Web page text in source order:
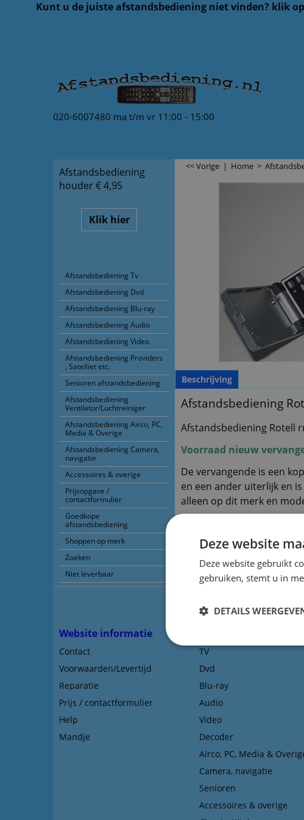
Kunt u de juiste afstandsbediening niet vinden? klik
020-6007480 ma t/m vr 11:00 - 15:00
Afstandsbediening
houder € 4,95
Klik hier
Afstandsbediening Tv
Afstandsbediening Dvd
Afstandsbediening Blu-ray
Afstandsbediening Audio
Afstandsbediening Video
Afstandsbediening Providers
, Satelliet etc.
Senioren afstandsbediening
Afstandsbediening
Ventilator/Luchtreiniger
Afstandsbediening Airco, PC,
Media & Overige
Afstandsbediening Camera,
navigatie
Accessoires & overige
Prijsopgave /
contactformulier
Goedkope
afstandsbediening
Shoppen op merk
Zoeken
Niet leverbaar
<< Vorige | Home >
Beschrijving
Afstandsbediening
Afstandsbediening Rotell
Voorraad nieuw
De vervangende is een
en een ander uiterlijk en
alleen op dit merk en
Het werkt direct
Website informatie
Contact
Voorwaarden/Levertijd
Reparatie
Prijs / contactformulier
Help
Mandje
TV
Dvd
Blu-ray
Audio
Video
Decoder
Airco, PC, Media &
Camera, navigatie
Senioren
Accessoires & overige
Deze website
Deze website gebruikt
gebruiken, stemt u in
DETAILS